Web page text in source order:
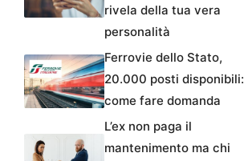
rivela della tua vera
personalità
Ferrovie dello Stato,
20.000 posti disponibili:
come fare domanda
L’ex non paga il
mantenimento ma chi